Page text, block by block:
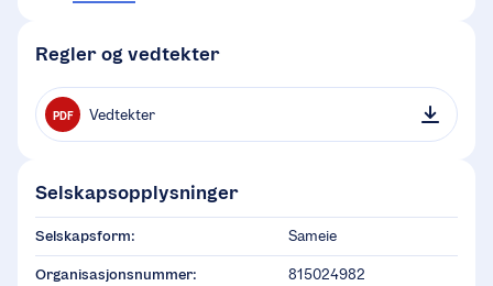
Regler og vedtekter
PDF Vedtekter
Selskapsopplysninger
Selskapsform: Sameie
Organisasjonsnummer: 815024982